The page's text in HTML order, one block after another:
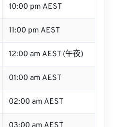
10:00 pm AEST
11:00 pm AEST
12:00 am AEST (午夜)
01:00 am AEST
02:00 am AEST